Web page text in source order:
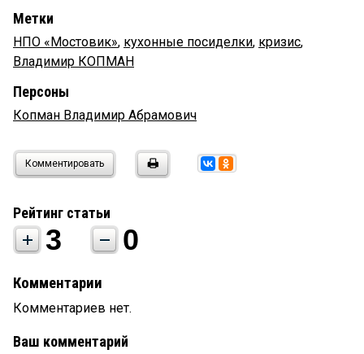
Метки
НПО «Мостовик», кухонные посиделки, кризис,
Владимир КОПМАН
Персоны
Копман Владимир Абрамович
Комментировать
Рейтинг статьи
3 0
Комментарии
Комментариев нет.
Ваш комментарий